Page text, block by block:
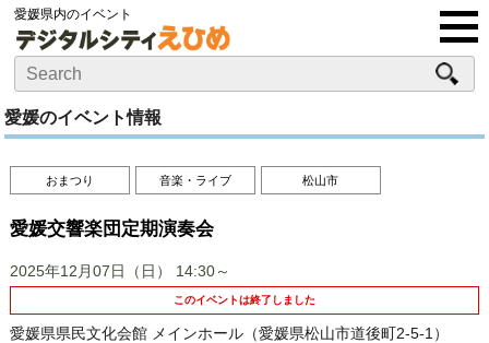
愛媛県内のイベント
愛媛のイベント情報
おまつり 音楽・ライブ 松山市
愛媛交響楽団定期演奏会
2025年12月07日（日） 14:30～
このイベントは終了しました
愛媛県県民文化会館 メインホール（愛媛県松山市道後町2-5-1）